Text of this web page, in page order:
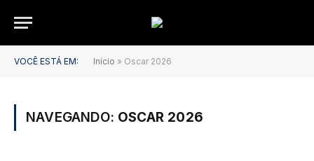
VOCÊ ESTÁ EM: Início » Oscar 2026
NAVEGANDO: OSCAR 2026